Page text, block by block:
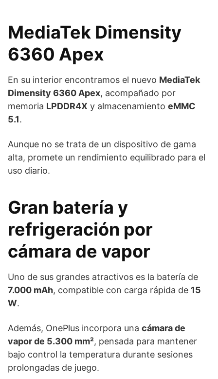
MediaTek Dimensity
6360 Apex
En su interior encontramos el nuevo MediaTek
Dimensity 6360 Apex, acompañado por
memoria LPDDR4X y almacenamiento eMMC
5.1.
Aunque no se trata de un dispositivo de gama
alta, promete un rendimiento equilibrado para el
uso diario.
Gran batería y
refrigeración por
cámara de vapor
Uno de sus grandes atractivos es la batería de
7.000 mAh, compatible con carga rápida de 15
W.
Además, OnePlus incorpora una cámara de
vapor de 5.300 mm², pensada para mantener
bajo control la temperatura durante sesiones
prolongadas de juego.